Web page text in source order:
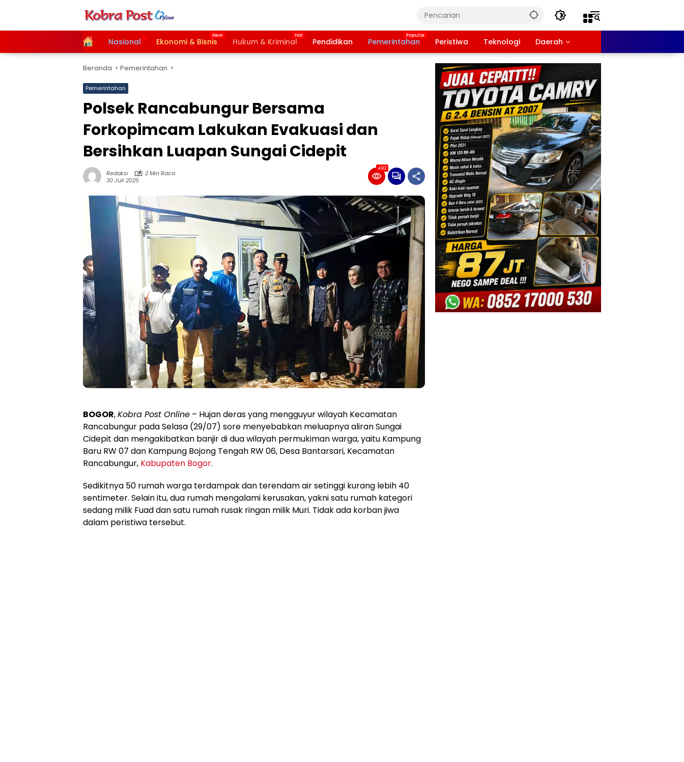
HomeNasional Ekonomi & Bisnis Hukum & Kriminal Pendidikan Pemerintahan Peristiwa Teknologi Daerah
Beranda Pemerintahan
Pemerintahan
Polsek Rancabungur Bersama
Forkopimcam Lakukan Evakuasi dan
Bersihkan Luapan Sungai Cidepit
Redaksi
2 Min Baca
30 Juli 2025
492
BOGOR,Kobra Post Online – Hujan deras yang mengguyur wilayah Kecamatan
Rancabungur pada Selasa (29/07) sore menyebabkan meluapnya aliran Sungai
Cidepit dan mengakibatkan banjir di dua wilayah permukiman warga, yaitu Kampung
Baru RW 07 dan Kampung Bojong Tengah RW 06, Desa Bantarsari, Kecamatan
Rancabungur, Kabupaten Bogor.
Sedikitnya 50 rumah warga terdampak dan terendam air setinggi kurang lebih 40
sentimeter. Selain itu, dua rumah mengalami kerusakan, yakni satu rumah kategori
sedang milik Fuad dan satu rumah rusak ringan milik Muri. Tidak ada korban jiwa
dalam peristiwa tersebut.